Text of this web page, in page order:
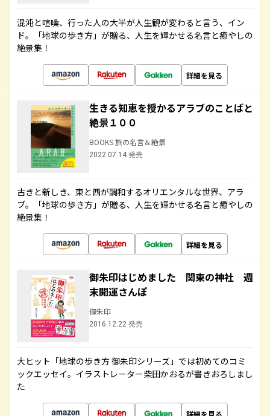
混沌と喧噪、行った人の大半が人生観が変わると言う、イン
ド。「地球の歩き方」が贈る、人生を輝かせる名言と癒やしの
絶景集！
詳細を見る
生きる知恵を授かるアラブのことばと
絶景１００
BOOKS 旅の名言＆絶景
2022.07.14 発売
古きと新しき、東と西が調和するオリエンタルな世界、アラ
ブ。「地球の歩き方」が贈る、人生を輝かせる名言と癒やしの
絶景集！
詳細を見る
御朱印はじめました 関東の神社 週
末開運さんぽ
御朱印
2016.12.22 発売
大ヒット「地球の歩き方 御朱印シリーズ」では初めてのコミ
ックエッセイ。イラストレーター柴田かおるが書きおろしまし
た
詳細を見る